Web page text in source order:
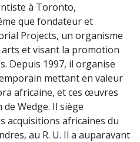
à Toronto,
que fondateur et
Projects, un organisme
et visant la promotion
Depuis 1997, il organise
mettant en valeur
africaine, et ces œuvres
Wedge. Il siège
acquisitions africaines du
au R. U. Il a auparavant